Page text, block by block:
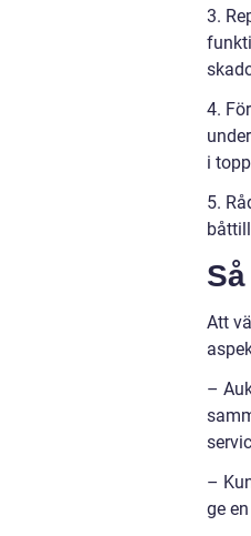
3.
4.
i
5.
Att
–
–
ge